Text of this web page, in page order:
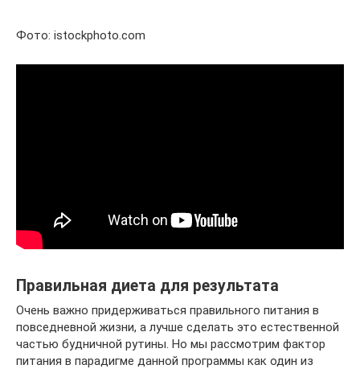
Фото: istockphoto.com
Правильная диета для результата
Очень важно придерживаться правильного питания в
повседневной жизни, а лучше сделать это естественной
частью будничной рутины. Но мы рассмотрим фактор
питания в парадигме данной программы как один из